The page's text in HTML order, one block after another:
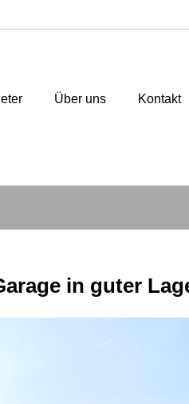
Über uns Kontakt
in guter